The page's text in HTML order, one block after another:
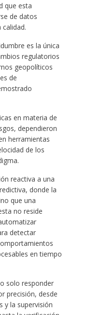
que esta
de datos
es la única
regulatorios
geopolíticos
de
en materia de
dependieron
herramientas
de los
reactiva a una
donde la
que una
no reside
detectar
en tiempo
solo responder
precisión, desde
y la supervisión